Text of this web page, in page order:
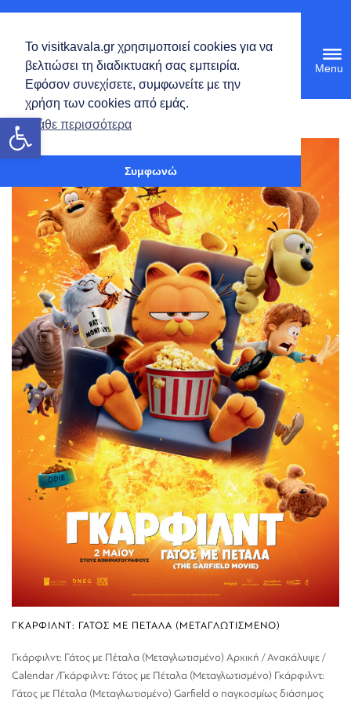
Το visitkavala.gr χρησιμοποιεί cookies για να
βελτιώσει τη διαδικτυακή σας εμπειρία.
Εφόσον συνεχίσετε, συμφωνείτε με την
χρήση των cookies από εμάς.
Μάθε περισσότερα
Συμφωνώ
Ανοίξτε τη γραμμή εργαλείων
ΓΚΑΡΦΙΛΝΤ: ΓΑΤΟΣ ΜΕ ΠΕΤΑΛΑ (ΜΕΤΑΓΛΩΤΙΣΜΕΝΟ)
Γκάρφιλντ: Γάτος με Πέταλα (Μεταγλωτισμένο) Αρχική / Ανακάλυψε /
Calendar /Γκάρφιλντ: Γάτος με Πέταλα (Μεταγλωτισμένο) Γκάρφιλντ:
Γάτος με Πέταλα (Μεταγλωτισμένο) Garfield ο παγκοσμίως διάσημος